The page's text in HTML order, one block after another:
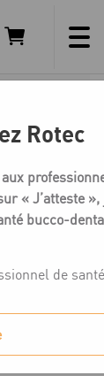
Rotec
« J’atteste
bucco-
de santé